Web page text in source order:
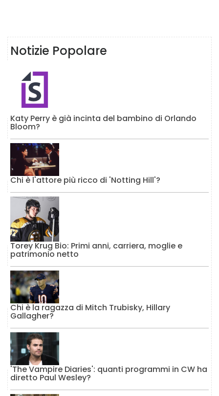
Notizie Popolare
Katy Perry è già incinta del bambino di Orlando
Bloom?
Chi è l'attore più ricco di 'Notting Hill'?
Torey Krug Bio: Primi anni, carriera, moglie e
patrimonio netto
Chi è la ragazza di Mitch Trubisky, Hillary
Gallagher?
'The Vampire Diaries': quanti programmi in CW ha
diretto Paul Wesley?